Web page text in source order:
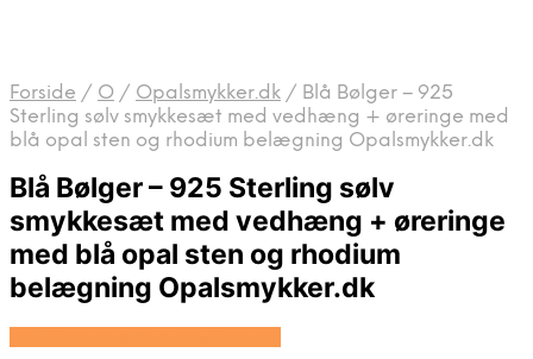
Forside / O / Opalsmykker.dk / Blå Bølger – 925
Sterling sølv smykkesæt med vedhæng + øreringe med
blå opal sten og rhodium belægning Opalsmykker.dk
Blå Bølger – 925 Sterling sølv
smykkesæt med vedhæng + øreringe
med blå opal sten og rhodium
belægning Opalsmykker.dk